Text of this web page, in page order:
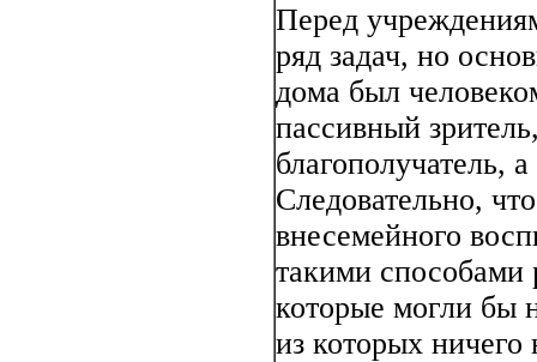
Перед
ряд задач, но
дома был
пассивный
благополучатель,
Следовательно,
внесемейного
такими способами
которые могли бы
из которых ничего